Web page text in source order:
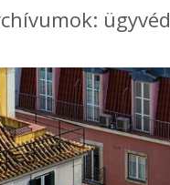
ügyvéd